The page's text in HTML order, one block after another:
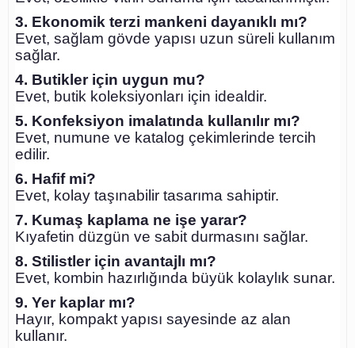
3. Ekonomik terzi mankeni dayanıklı mı?
Evet, sağlam gövde yapısı uzun süreli kullanım
sağlar.
4. Butikler için uygun mu?
Evet, butik koleksiyonları için idealdir.
5. Konfeksiyon imalatında kullanılır mı?
Evet, numune ve katalog çekimlerinde tercih
edilir.
6. Hafif mi?
Evet, kolay taşınabilir tasarıma sahiptir.
7. Kumaş kaplama ne işe yarar?
Kıyafetin düzgün ve sabit durmasını sağlar.
8. Stilistler için avantajlı mı?
Evet, kombin hazırlığında büyük kolaylık sunar.
9. Yer kaplar mı?
Hayır, kompakt yapısı sayesinde az alan
kullanır.